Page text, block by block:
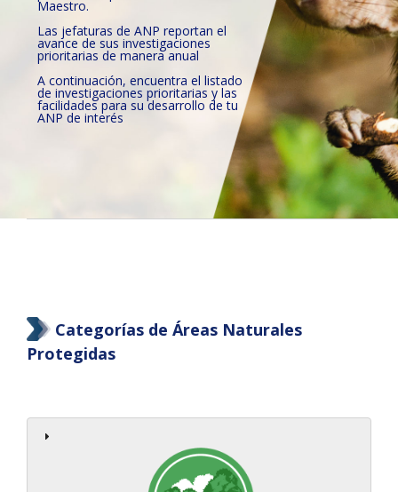
Maestro.
Las jefaturas de ANP reportan el
avance de sus investigaciones
prioritarias de manera anual
A continuación, encuentra el listado
de investigaciones prioritarias y las
facilidades para su desarrollo de tu
ANP de interés
Categorías de Áreas Naturales
Protegidas